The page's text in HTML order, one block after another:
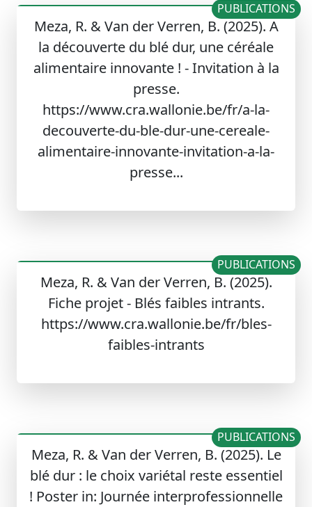
Meza, R. & Van der Verren, B. (2025). A
la découverte du blé dur, une céréale
alimentaire innovante ! - Invitation à la
presse.
https://www.cra.wallonie.be/fr/a-la-
decouverte-du-ble-dur-une-cereale-
alimentaire-innovante-invitation-a-la-
presse...
PUBLICATIONS
Meza, R. & Van der Verren, B. (2025).
Fiche projet - Blés faibles intrants.
https://www.cra.wallonie.be/fr/bles-
faibles-intrants
PUBLICATIONS
Meza, R. & Van der Verren, B. (2025). Le
blé dur : le choix variétal reste essentiel
! Poster in: Journée interprofessionnelle
PUBLICATIONS